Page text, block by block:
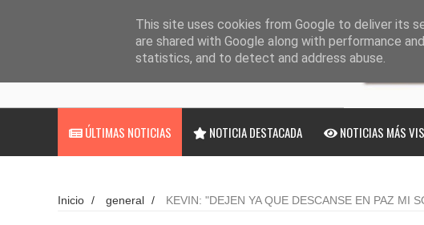
Cargando...
ÚLTIMAS NOTICIAS NOTICIA DESTACADA NOTICIAS MÁS
Inicio / general / KEVIN: "DEJEN YA QUE DESCANSE EN PAZ MI
This site uses cookies from Google to deliver its
are shared with Google along with performance
statistics, and to detect and address abuse.